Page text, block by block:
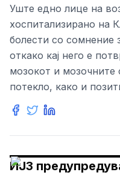
Уште едно лице на
хоспитализирано на
болести со сомнение
откако кај него е
мозокот и
потекло, како и
ИЈЗ